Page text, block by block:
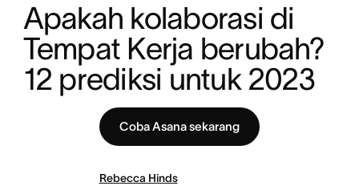
Apakah kolaborasi di
Tempat Kerja berubah?
12 prediksi untuk 2023
Coba Asana sekarang
Rebecca Hinds